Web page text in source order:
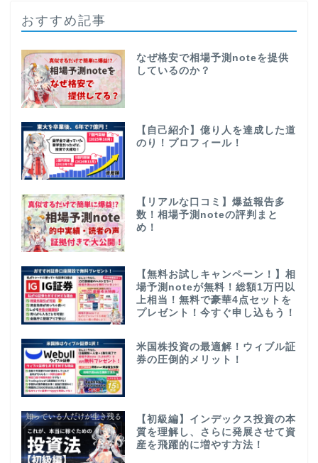
おすすめ記事
なぜ格安で相場予測noteを提供
しているのか？
【自己紹介】億り人を達成した道
のり！プロフィール！
【リアルな口コミ】爆益報告多
数！相場予測noteの評判まと
め！
【無料お試しキャンペーン！】相
場予測noteが無料！総額1万円以
上相当！無料で豪華4点セットを
プレゼント！今すぐ申し込もう！
米国株投資の最適解！ウィブル証
券の圧倒的メリット！
【初級編】インデックス投資の本
質を理解し、さらに発展させて資
産を飛躍的に増やす方法！